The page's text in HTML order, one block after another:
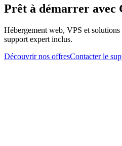
Prêt à démarrer avec
Hébergement web, VPS et
support expert inclus.
Découvrir nos offresContacter le